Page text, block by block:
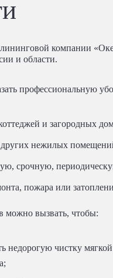
компании
и области.
профессиональную
и загородных
нежилых
срочную,
пожара или
можно вызвать, чтобы:
недорогую чистку